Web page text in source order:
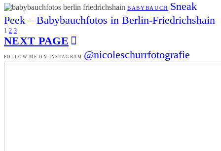
BABYBAUCH Sneak
Peek – Babybauchfotos in Berlin-Friedrichshain
1 2 3
NEXT PAGE
FOLLOW ME ON INSTAGRAM @nicoleschurrfotografie